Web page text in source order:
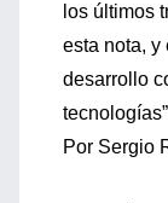
los últimos
esta nota, y
desarrollo
Por Sergio